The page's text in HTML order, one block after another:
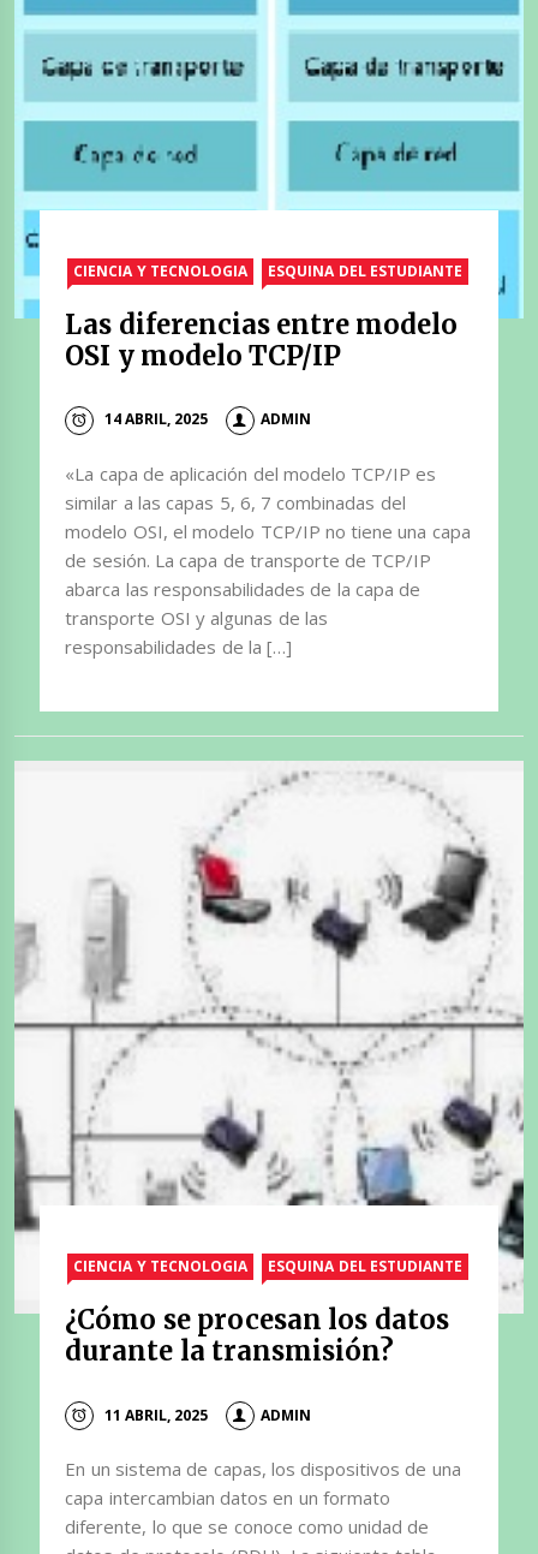
CIENCIA Y TECNOLOGIA ESQUINA DEL ESTUDIANTE
Las diferencias entre modelo
OSI y modelo TCP/IP
14 ABRIL, 2025 ADMIN
«La capa de aplicación del modelo TCP/IP es
similar a las capas 5, 6, 7 combinadas del
modelo OSI, el modelo TCP/IP no tiene una capa
de sesión. La capa de transporte de TCP/IP
abarca las responsabilidades de la capa de
transporte OSI y algunas de las
responsabilidades de la […]
CIENCIA Y TECNOLOGIA ESQUINA DEL ESTUDIANTE
¿Cómo se procesan los datos
durante la transmisión?
11 ABRIL, 2025 ADMIN
En un sistema de capas, los dispositivos de una
capa intercambian datos en un formato
diferente, lo que se conoce como unidad de